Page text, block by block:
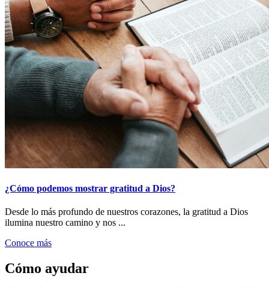
¿Cómo podemos mostrar gratitud a Dios?
Desde lo más profundo de nuestros corazones, la gratitud a Dios
ilumina nuestro camino y nos ...
Conoce más
Cómo ayudar